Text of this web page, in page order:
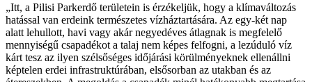
„Itt, a Pilisi Parkerdő területein is érzékeljük, hogy a klímaváltozás
hatással van erdeink természetes vízháztartására. Az egy-két nap
alatt lehullott, havi vagy akár negyedéves átlagnak is megfelelő
mennyiségű csapadékot a talaj nem képes felfogni, a lezúduló víz
kárt tesz az ilyen szélsőséges időjárási körülményeknek ellenállni
képtelen erdei infrastruktúrában, elsősorban az utakban és az